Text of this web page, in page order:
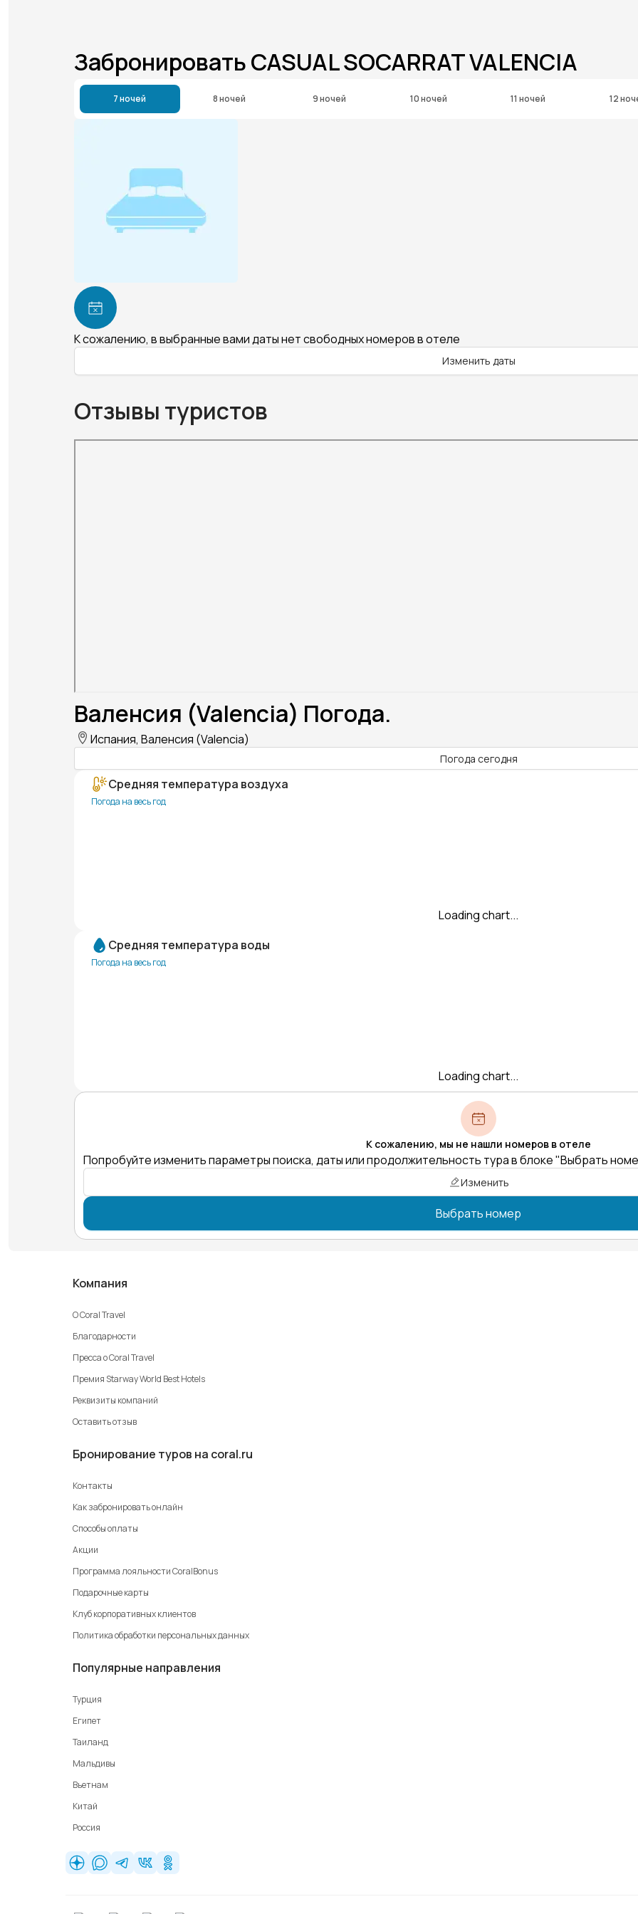
Забронировать CASUAL SOCARRAT VALENCIA
7 ночей 8 ночей 9 ночей 10 ночей 11 ночей 12
К сожалению, в выбранные вами даты нет свободных номеров в отеле
Изменить даты
Отзывы туристов
Валенсия (Valencia) Погода.
Испания, Валенсия (Valencia)
Погода сегодня
Средняя температура воздуха
Погода на весь год
Loading chart...
Средняя температура воды
Погода на весь год
Loading chart...
К сожалению, мы не нашли номеров в отеле
Попробуйте изменить параметры поиска, даты или продолжительность тура в блоке "Выбрать
Изменить
Выбрать номер
Компания
О Coral Travel
Благодарности
Пресса о Coral Travel
Премия Starway World Best Hotels
Реквизиты компаний
Оставить отзыв
Бронирование туров на coral.ru
Контакты
Как забронировать онлайн
Способы оплаты
Акции
Программа лояльности CoralBonus
Подарочные карты
Клуб корпоративных клиентов
Политика обработки персональных данных
Популярные направления
Турция
Египет
Таиланд
Мальдивы
Вьетнам
Китай
Россия